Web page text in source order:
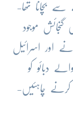
بچانا تھا-
موجود
اور اسرائیل
دبائو کو
کرنے چاہئیں-